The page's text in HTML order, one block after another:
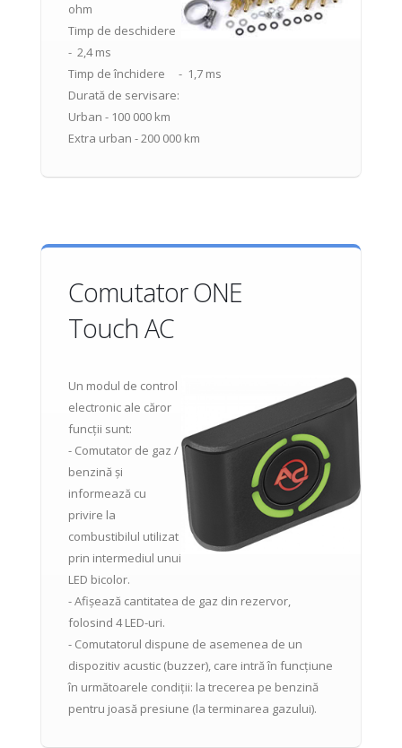
ohm
Timp de deschidere
- 2,4 ms
Timp de închidere - 1,7 ms
Durată de servisare:
Urban - 100 000 km
Extra urban - 200 000 km
Comutator ONE
Touch AC
Un modul de control
electronic ale căror
funcții sunt:
- Comutator de gaz /
benzină și
informează cu
privire la
combustibilul utilizat
prin intermediul unui
LED bicolor.
- Afișează cantitatea de gaz din rezervor,
folosind 4 LED-uri.
- Comutatorul dispune de asemenea de un
dispozitiv acustic (buzzer), care intră în funcțiune
în următoarele condiții: la trecerea pe benzină
pentru joasă presiune (la terminarea gazului).